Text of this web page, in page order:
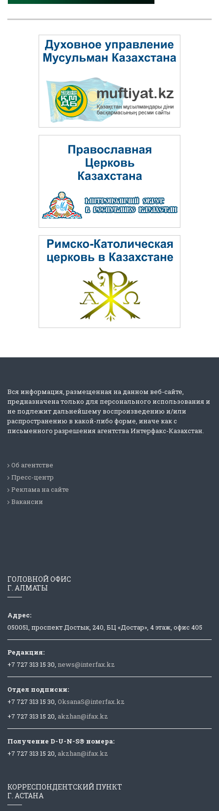
Вся информация, размещенная на данном веб-сайте,
предназначена только для персонального использования и
не подлежит дальнейшему воспроизведению и/или
распространению в какой-либо форме, иначе как с
письменного разрешения агентства Интерфакс-Казахстан.
Об агентстве
Пресс-центр
Реклама на сайте
Вакансии
ГОЛОВНОЙ ОФИС
Г. АЛМАТЫ
Адрес:
050051, проспект Достык, 240, БЦ «Достар», 4 этаж, офис 405
Редакция:
+7 727 313 15 30, news@interfax.kz
Отдел подписки:
+7 727 313 15 30, OksanaS@interfax.kz
+7 727 313 15 20, akzhan@ifax.kz
Получение D-U-N-S® номера:
+7 727 313 15 20, akzhan@ifax.kz
КОРРЕСПОНДЕНТСКИЙ ПУНКТ
Г. АСТАНА